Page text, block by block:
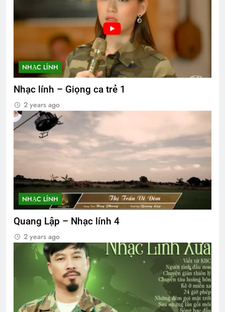
NHẠC LÍNH
Nhạc lính – Giọng ca trẻ 1
2 years ago
NHẠC LÍNH
Quang Lập – Nhạc lính 4
2 years ago